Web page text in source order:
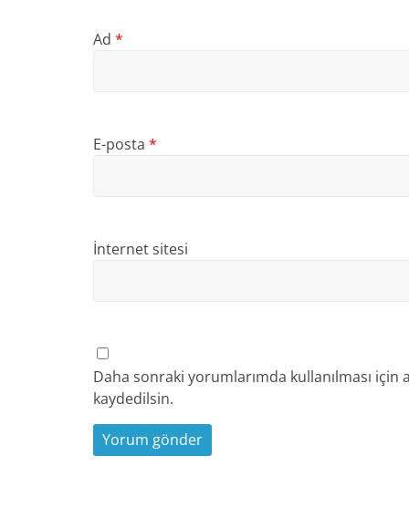
Ad *
E-posta *
İnternet sitesi
Daha sonraki yorumlarımda kullanılması için
kaydedilsin.